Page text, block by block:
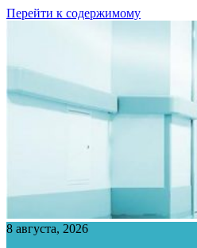
Перейти к содержимому
8 августа, 2026